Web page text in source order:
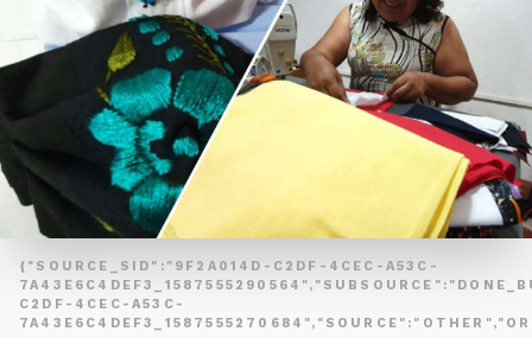
{"SOURCE_SID":"9F2A014D-C2DF-4CEC-A53C-
C2DF-4CEC-A53C-